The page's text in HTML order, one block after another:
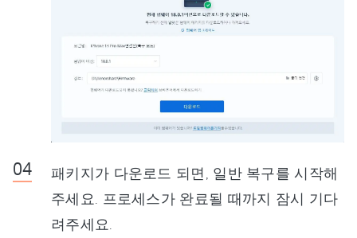
패키지가 다운로드 되면, 일반 복구를 시작해
주세요. 프로세스가 완료될 때까지 잠시 기다
려주세요.